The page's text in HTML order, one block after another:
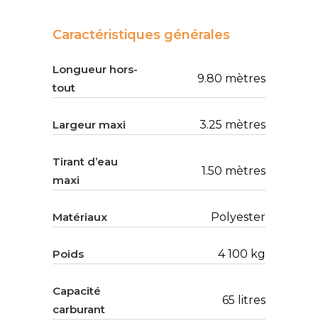
Caractéristiques générales
Longueur hors-
tout
9.80 mètres
Largeur maxi 3.25 mètres
Tirant d’eau
maxi
1.50 mètres
Matériaux Polyester
Poids 4 100 kg
Capacité
carburant
65 litres